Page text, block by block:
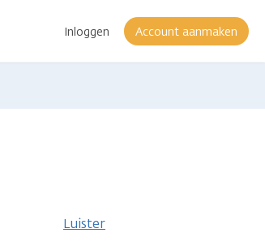
Inloggen Account aanmaken
Luister